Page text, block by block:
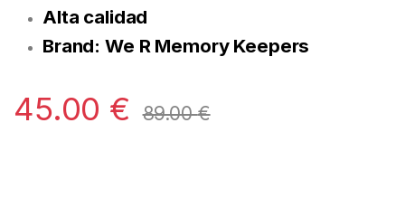
Alta calidad
Brand: We R Memory Keepers
45.00 € 89.00€